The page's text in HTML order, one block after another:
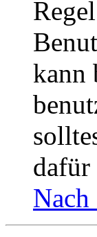
kann
dafür
Nach